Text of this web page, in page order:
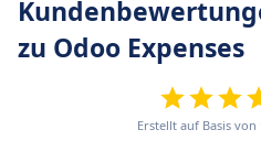
zu Odoo Expenses
Erstellt auf Basis von